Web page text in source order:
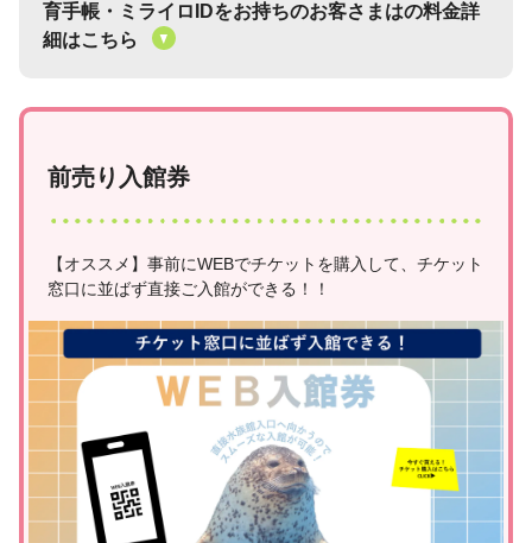
育手帳・ミライロIDをお持ちのお客さまはの料金詳
細はこちら
前売り入館券
【オススメ】事前にWEBでチケットを購入して、チケット
窓口に並ばず直接ご入館ができる！！